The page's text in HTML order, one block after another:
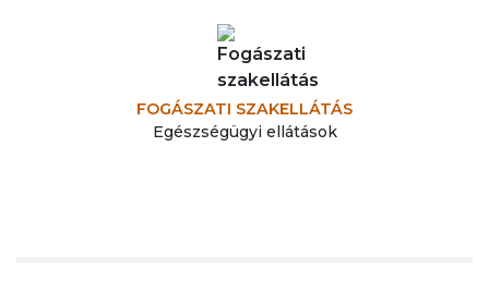
FOGÁSZATI SZAKELLÁTÁS
Egészségügyi ellátások